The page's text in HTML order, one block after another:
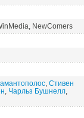
NewComers
, Стивен
, Чарльз Бушнелл,